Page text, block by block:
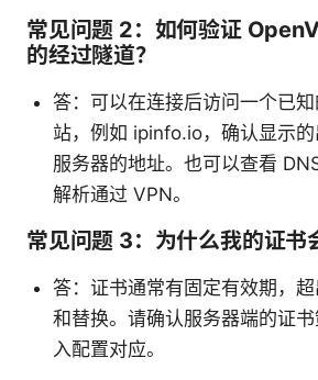
常见问题 2：如何验证
的经过隧道？
答：可以在连接后访问一个已
站，例如 ipinfo.io，确认显示
服务器的地址。也可以查看
解析通过 VPN。
常见问题 3：为什么我的证书
答：证书通常有固定有效期，
和替换。请确认服务器端的证
入配置对应。